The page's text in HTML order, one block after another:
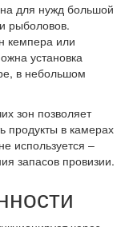
для нужд большой
рыболовов.
кемпера или
установка
в небольшом
зон позволяет
продукты в камерах
используется –
запасов провизии.